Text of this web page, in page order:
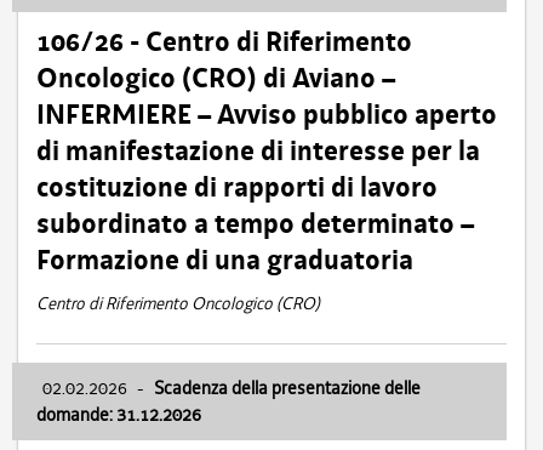
106/26 - Centro di Riferimento
Oncologico (CRO) di Aviano –
INFERMIERE – Avviso pubblico aperto
di manifestazione di interesse per la
costituzione di rapporti di lavoro
subordinato a tempo determinato –
Formazione di una graduatoria
Centro di Riferimento Oncologico (CRO)
02.02.2026 - Scadenza della presentazione delle
domande: 31.12.2026